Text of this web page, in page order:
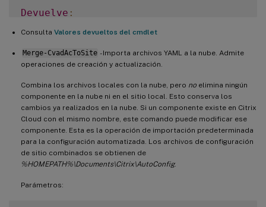
Devuelve :
Consulta Valores devueltos del cmdlet
Merge-CvadAcToSite - Importa archivos YAML a la nube. Admite
operaciones de creación y actualización.
Combina los archivos locales con la nube, pero no elimina ningún
componente en la nube ni en el sitio local. Esto conserva los
cambios ya realizados en la nube. Si un componente existe en Citrix
Cloud con el mismo nombre, este comando puede modificar ese
componente. Esta es la operación de importación predeterminada
para la configuración automatizada. Los archivos de configuración
de sitio combinados se obtienen de
%HOMEPATH%\Documents\Citrix\AutoConfig.
Parámetros: